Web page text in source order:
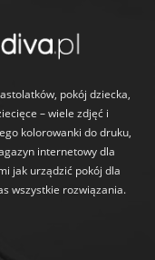
pokój dziecka,
– wiele zdjęć i
kolorowanki do druku,
internetowy dla
jak urządzić pokój dla
wszystkie rozwiązania.